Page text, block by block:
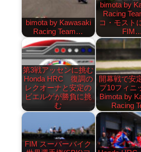
bimota by Kawasaki
Racing Team…
bimota by
Racing
コ・モスト
FIM…
第3戦アッセンに挑む
Honda HRC 復調の
レクオーナと安定の
ビエルゲが勝負に挑
む
開幕戦で安
プ10フィニ
Bimota by
Racing
FIM スーパーバイク